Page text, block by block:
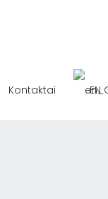
Kontaktai EN